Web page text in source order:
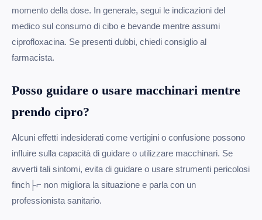
momento della dose. In generale, segui le indicazioni del
medico sul consumo di cibo e bevande mentre assumi
ciprofloxacina. Se presenti dubbi, chiedi consiglio al
farmacista.
Posso guidare o usare macchinari mentre
prendo cipro?
Alcuni effetti indesiderati come vertigini o confusione possono
influire sulla capacità di guidare o utilizzare macchinari. Se
avverti tali sintomi, evita di guidare o usare strumenti pericolosi
finch├⌐ non migliora la situazione e parla con un
professionista sanitario.